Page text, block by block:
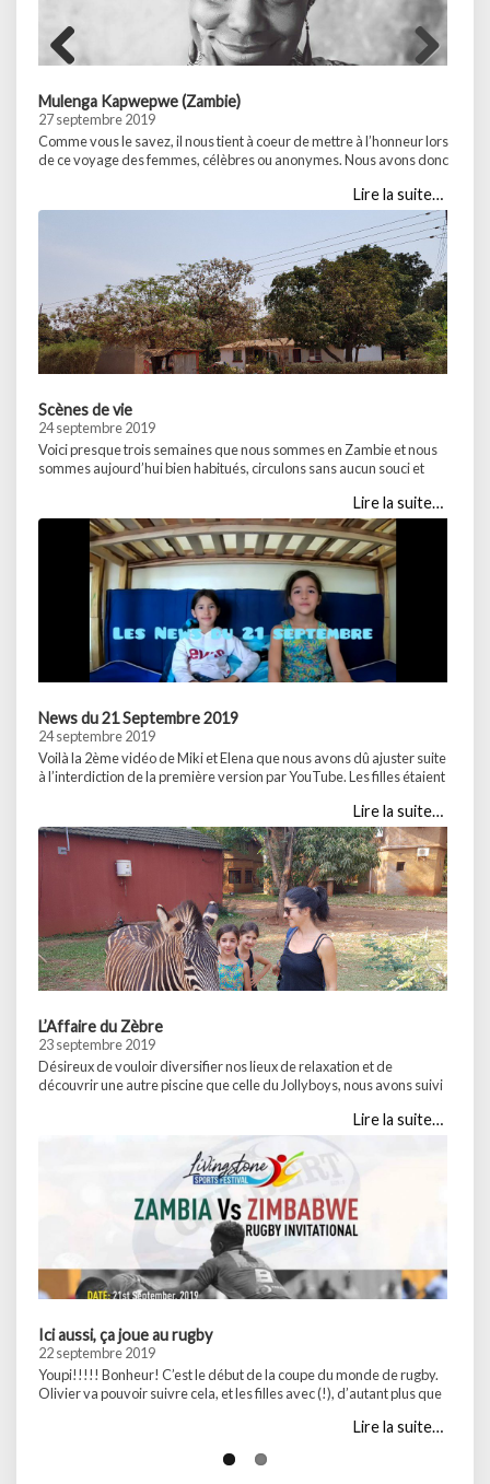
Mulenga Kapwepwe (Zambie)
27 septembre 2019
Comme vous le savez, il nous tient à coeur de mettre à l’honneur lors
de ce voyage des femmes, célèbres ou anonymes. Nous avons donc
réponse, demandé à nos connaissances Zambiennes, notre
colocataire Dennis ainsi que le responsable de l’organisation,
Auldridge, de nous donner le nom de … Partager :WhatsApp...
Lire la suite…
Scènes de vie
24 septembre 2019
Voici presque trois semaines que nous sommes en Zambie et nous
sommes aujourd’hui bien habitués, circulons sans aucun souci et
Zambiens sont dans l’ensemble très sympathiques et faciles à
rencontrer notamment grâce à la langue anglaise qu’ils parlent tous.
Lorsque vous traversez un marché, une rue … Partager :WhatsApp...
Lire la suite…
News du 21 Septembre 2019
24 septembre 2019
Voilà la 2ème vidéo de Miki et Elena que nous avons dû ajuster suite
à l’interdiction de la première version par YouTube. Les filles étaient
surveillent!). Elena et Miki vous parlent du marché Mbita Market et
ses alentours ainsi que de … Partager :WhatsApp...
Lire la suite…
L’Affaire du Zèbre
23 septembre 2019
Désireux de vouloir diversifier nos lieux de relaxation et de
découvrir une autre piscine que celle du Jollyboys, nous avons suivi
au Kaazmein Lodge juste à côté de notre maison. Pour 1,5€ l’entrée
par personne, nous pouvions bénéficier de la piscine ainsi que du
parc … Partager :WhatsApp...
Lire la suite…
Ici aussi, ça joue au rugby
22 septembre 2019
Youpi!!!!! Bonheur! C’est le début de la coupe du monde de rugby.
Olivier va pouvoir suivre cela, et les filles avec (!), d’autant plus que
titre. Pas question évidemment de râter l’entrée en lice de la France,
Lire la suite…
ous